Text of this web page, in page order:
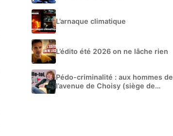
L’arnaque climatique
L’édito été 2026 on ne lâche rien
Pédo-criminalité : aux hommes de
l’avenue de Choisy (siège de